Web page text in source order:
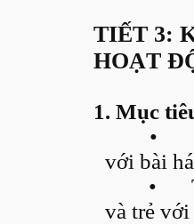
TIẾT 3:
HOẠT
1. Mục
•
với bài
•
và trẻ với